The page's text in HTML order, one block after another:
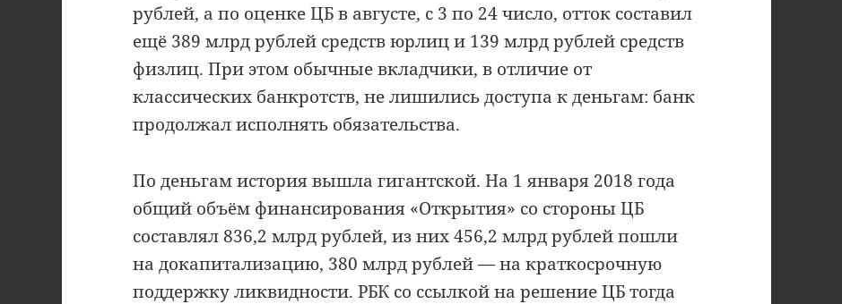
рублей, а по оценке ЦБ в августе, с 3 по 24 число, отток составил
ещё 389 млрд рублей средств юрлиц и 139 млрд рублей средств
физлиц. При этом обычные вкладчики, в отличие от
классических банкротств, не лишились доступа к деньгам: банк
продолжал исполнять обязательства.
По деньгам история вышла гигантской. На 1 января 2018 года
общий объём финансирования «Открытия» со стороны ЦБ
составлял 836,2 млрд рублей, из них 456,2 млрд рублей пошли
на докапитализацию, 380 млрд рублей — на краткосрочную
поддержку ликвидности. РБК со ссылкой на решение ЦБ тогда